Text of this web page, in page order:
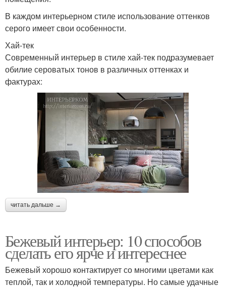
В каждом интерьерном стиле использование оттенков
серого имеет свои особенности.
Хай-тек
Современный интерьер в стиле хай-тек подразумевает
обилие сероватых тонов в различных оттенках и
фактурах:
читать дальше →
Бежевый интерьер: 10 способов
сделать его ярче и интереснее
Бежевый хорошо контактирует со многими цветами как
теплой, так и холодной температуры. Но самые удачные